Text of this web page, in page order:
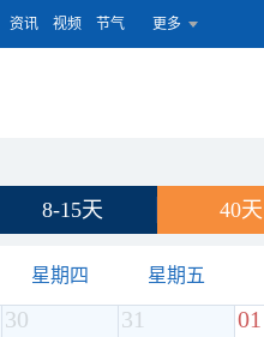
资讯 视频 节气 更多
8-15天 40天
星期四 星期五
30 31 01